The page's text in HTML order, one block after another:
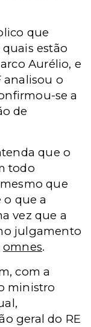
que
estão
Aurélio, e
analisou o
se a
de
que o
todo
que
que a
vez que a
julgamento
omnes.
com a
ministro
geral do RE